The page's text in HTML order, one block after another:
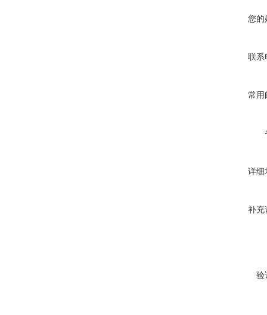
您的
联系
常用
详细
补充
验